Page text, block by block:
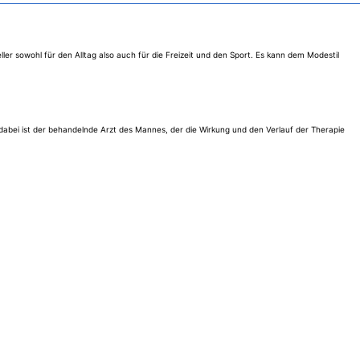
sowohl für den Alltag also auch für die Freizeit und den Sport. Es kann dem Modestil
ist der behandelnde Arzt des Mannes, der die Wirkung und den Verlauf der Therapie